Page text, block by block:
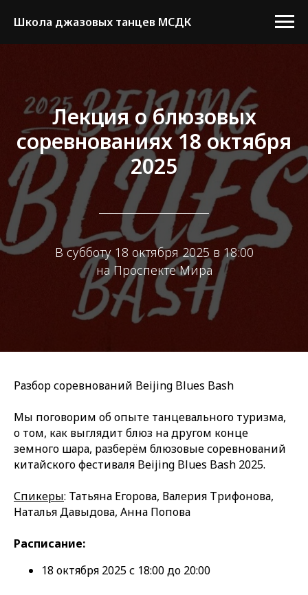
Школа джазовых танцев МСДК
Лекция о блюзовых
соревнованиях 18 октября
2025
В субботу 18 октября 2025 в 18:00
на Проспекте Мира
Разбор соревнований Beijing Blues Bash
Мы поговорим об опыте танцевального туризма,
о том, как выглядит блюз на другом конце
земного шара, разберём блюзовые соревнований
китайского фестиваля Beijing Blues Bash 2025.
Спикеры: Татьяна Егорова, Валерия Трифонова,
Наталья Давыдова, Анна Попова
Расписание:
18 октября 2025 с 18:00 до 20:00